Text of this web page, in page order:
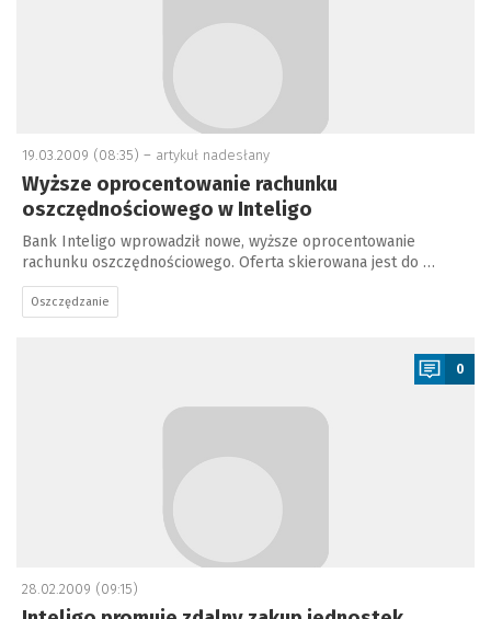
19.03.2009 (08:35) – artykuł nadesłany
Wyższe oprocentowanie rachunku
oszczędnościowego w Inteligo
Bank Inteligo wprowadził nowe, wyższe oprocentowanie
rachunku oszczędnościowego. Oferta skierowana jest do …
Oszczędzanie
0
28.02.2009 (09:15)